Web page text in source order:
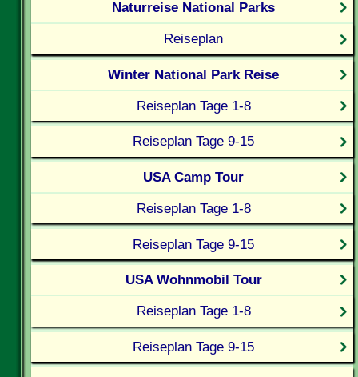
Naturreise National Parks
Reiseplan
Winter National Park Reise
Reiseplan Tage 1-8
Reiseplan Tage 9-15
USA Camp Tour
Reiseplan Tage 1-8
Reiseplan Tage 9-15
USA Wohnmobil Tour
Reiseplan Tage 1-8
Reiseplan Tage 9-15